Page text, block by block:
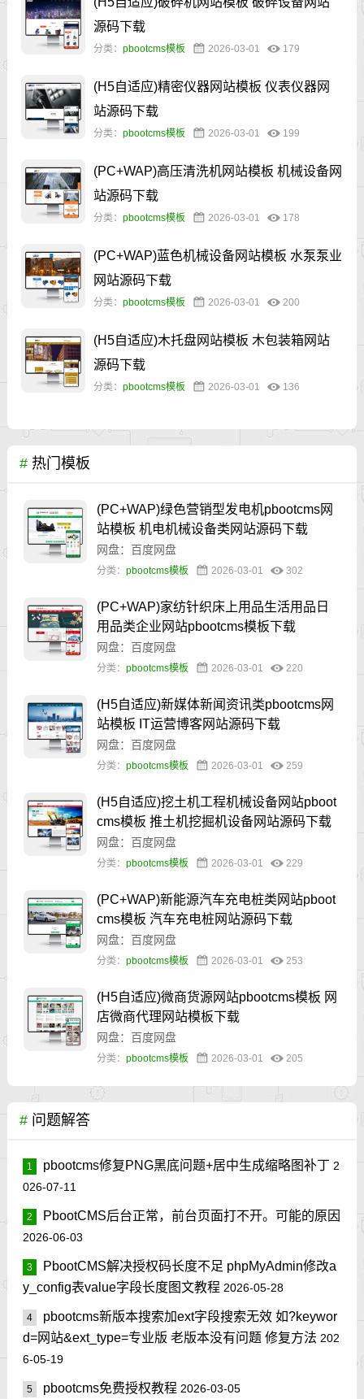
源码下载
分类：pbootcms模板 2026-03-01 179
(H5自适应)精密仪器网站模板 仪表仪器网
站源码下载
分类：pbootcms模板 2026-03-01 199
(PC+WAP)高压清洗机网站模板 机械设备网
站源码下载
分类：pbootcms模板 2026-03-01 178
(PC+WAP)蓝色机械设备网站模板 水泵泵业
网站源码下载
分类：pbootcms模板 2026-03-01 200
(H5自适应)木托盘网站模板 木包装箱网站
源码下载
分类：pbootcms模板 2026-03-01 136
# 热门模板
(PC+WAP)绿色营销型发电机pbootcms网
站模板 机电机械设备类网站源码下载
网盘：百度网盘
分类： pbootcms模板 2026-03-01 302
(PC+WAP)家纺针织床上用品生活用品日
用品类企业网站pbootcms模板下载
网盘：百度网盘
分类： pbootcms模板 2026-03-01 220
(H5自适应)新媒体新闻资讯类pbootcms网
站模板 IT运营博客网站源码下载
网盘：百度网盘
分类： pbootcms模板 2026-03-01 259
(H5自适应)挖土机工程机械设备网站pboot
cms模板 推土机挖掘机设备网站源码下载
网盘：百度网盘
分类： pbootcms模板 2026-03-01 229
(PC+WAP)新能源汽车充电桩类网站pboot
cms模板 汽车充电桩网站源码下载
网盘：百度网盘
分类： pbootcms模板 2026-03-01 253
(H5自适应)微商货源网站pbootcms模板 网
店微商代理网站模板下载
网盘：百度网盘
分类： pbootcms模板 2026-03-01 205
# 问题解答
1 pbootcms修复PNG黑底问题+居中生成缩略图补丁 2
026-07-11
2 PbootCMS后台正常，前台页面打不开。可能的原因
2026-06-03
3
PbootCMS解决授权码长度不足 phpMyAdmin修改a
y_config表value字段长度图文教程 2026-05-28
4
pbootcms新版本搜索加ext字段搜索无效 如?keywor
d=网站&ext_type=专业版 老版本没有问题 修复方法 202
6-05-19
5 pbootcms免费授权教程 2026-03-05